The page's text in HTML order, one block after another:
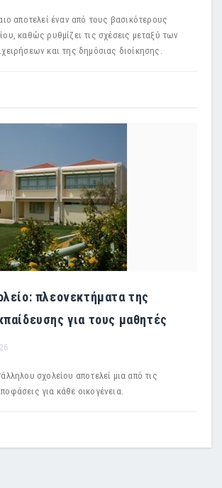
αποτελεί έναν από τους βασικότερους
καθώς ρυθμίζει τις σχέσεις μεταξύ των
και της δημόσιας διοίκησης.
πλεονεκτήματα της
για τους μαθητές
σχολείου αποτελεί μια από τις
για κάθε οικογένεια.